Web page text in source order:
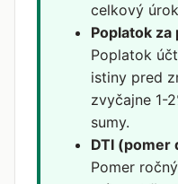
celkový
Poplatok
Poplatok
istiny pred
zvyčajne 1-
sumy.
DTI (pomer
Pomer